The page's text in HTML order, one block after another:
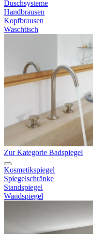
Duschsysteme
Handbrausen
Kopfbrausen
Waschtisch
Zur Kategorie Badspiegel
Kosmetikspiegel
Spiegelschränke
Standspiegel
Wandspiegel